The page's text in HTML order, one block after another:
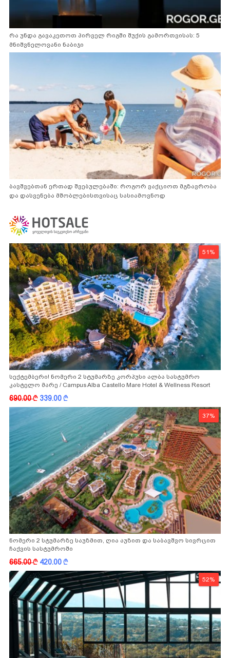
რა უნდა გავაკეთოთ პირველ რიგში შუქის გამორთვისას: 5
მნიშვნელოვანი ნაბიჯი
ბავშვებთან ერთად შვებულებაში: როგორ ვაქციოთ მგზავრობა
და დასვენება მშობლებისთვისაც სასიამოვნოდ
51%
სექტემბერი! ნომერი 2 სტუმარზე კორპუსი ალბა სასტუმრო
კასტელო მარე / Campus Alba Castello Mare Hotel & Wellness Resort
-სგან!
690.00k 339.00k
37%
ნომერი 2 სტუმარზე საუზმით, ღია აუზით და საბავშვო სივრცით
ჩაქვის სასტუმროში
665.00k 420.00k
52%